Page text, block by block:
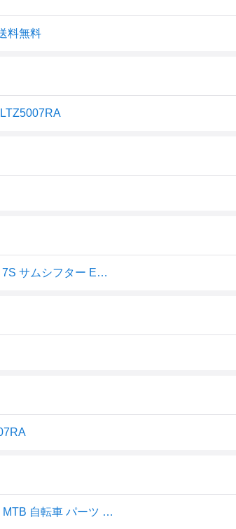
料無料
シマノ (SHIMANO) シフティングレバー (MTB) SL-TZ500-7R 右レバーのみ 7S サムシフター ESLTZ5007RA TOURNEY (ターニー) ホワイト
SL-TZ500 7S サムシフトレバー 右レバーのみ サムシフター TOURNEY TZ MTB 自転車 パーツ 修理 交換 SHIMANO シマノ ESLTZ5007RA